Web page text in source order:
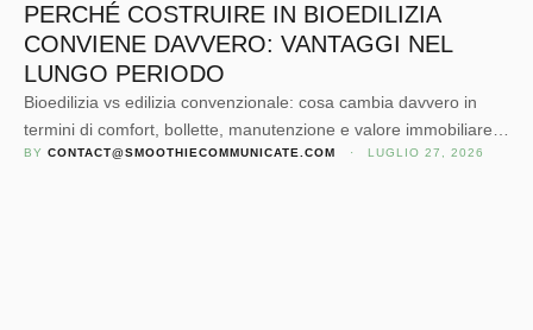
PERCHÉ COSTRUIRE IN BIOEDILIZIA
CONVIENE DAVVERO: VANTAGGI NEL
LUNGO PERIODO
Bioedilizia vs edilizia convenzionale: cosa cambia davvero in
termini di comfort, bollette, manutenzione e valore immobiliare.
La guida di Studio Nobo, 30 anni di progetti reali.
BY CONTACT@SMOOTHIECOMMUNICATE.COM · LUGLIO 27, 2026